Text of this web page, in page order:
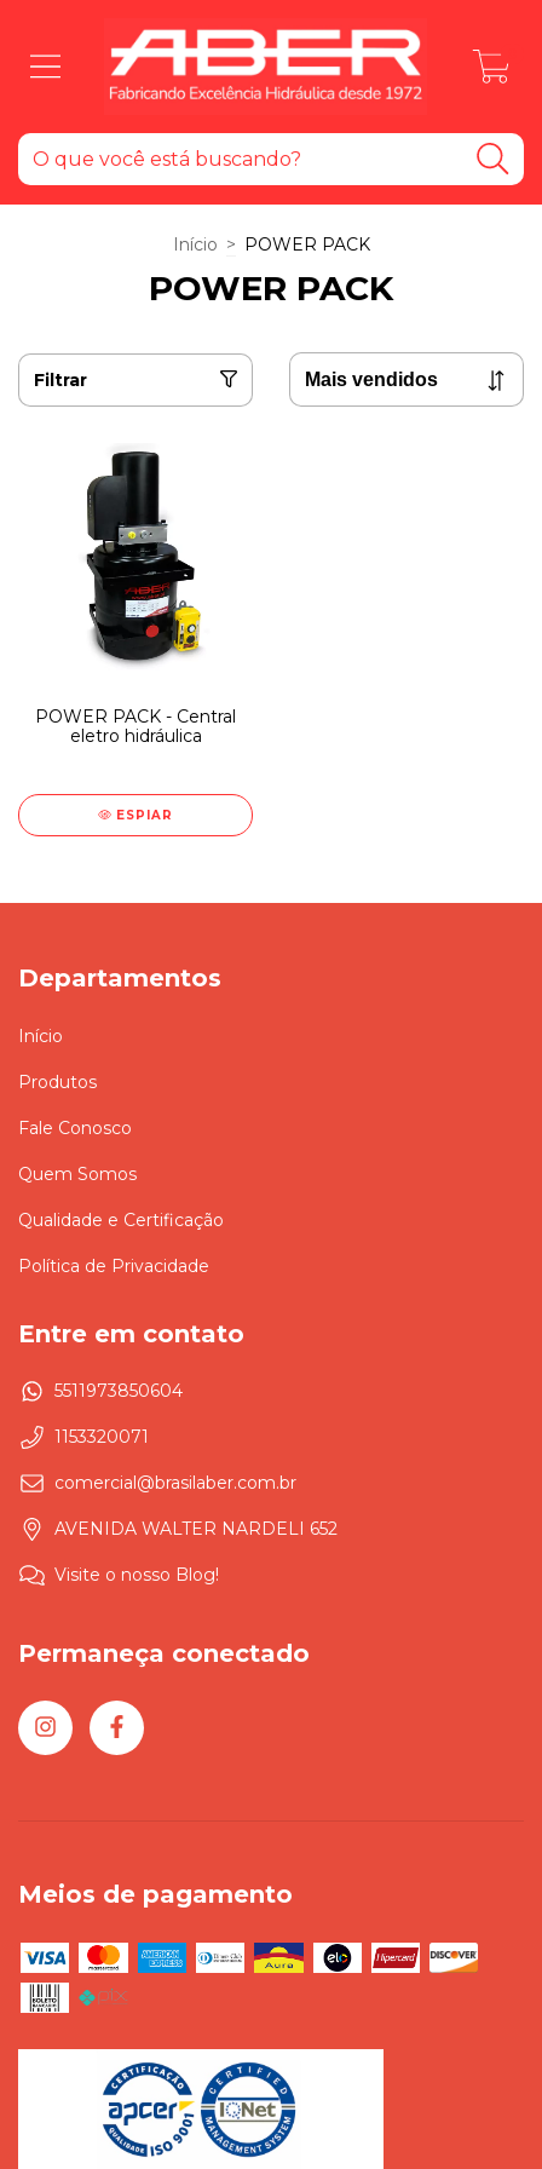
Início > POWER PACK
POWER PACK
Filtrar
POWER PACK - Central
eletro hidráulica
ESPIAR
Departamentos
Início
Produtos
Fale Conosco
Quem Somos
Qualidade e Certificação
Política de Privacidade
Entre em contato
5511973850604
1153320071
comercial@brasilaber.com.br
AVENIDA WALTER NARDELI 652
Visite o nosso Blog!
Permaneça conectado
Meios de pagamento